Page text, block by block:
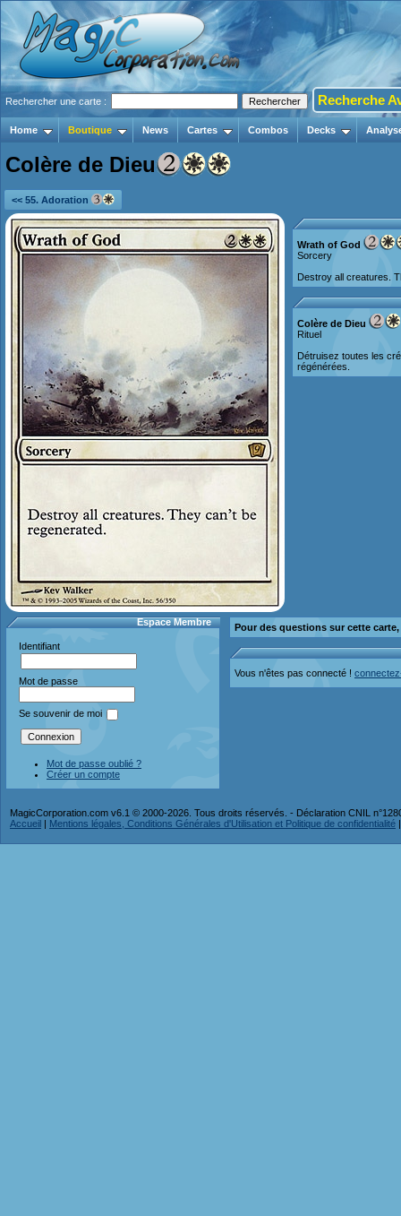
Rechercher une carte : Recherche
Home Boutique News Cartes Combos Decks
Colère de Dieu
<< 55. Adoration
Wrath of God
Sorcery
Destroy all creatures.
Colère de Dieu
Rituel
Détruisez toutes les
régénérées.
Espace Membre
Identifiant
Mot de passe
Se souvenir de moi
Mot de passe oublié ?
Créer un compte
Pour des questions sur cette
Vous n'êtes pas connecté !
MagicCorporation.com v6.1 © 2000-2026. Tous droits réservés. - Déclaration CNIL
Accueil | Mentions légales, Conditions Générales d'Utilisation et Politique de confidentialité